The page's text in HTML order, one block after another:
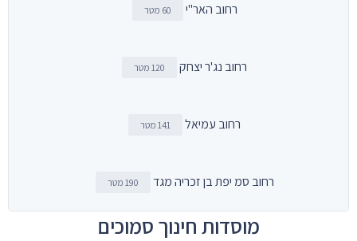
רחוב האר"י 60 מטר
רחוב נג'ר יצחק 120 מטר
רחוב עמיאל 141 מטר
רחוב סמ יפת בן זכריה מגד 190 מטר
מוסדות חינוך סמוכים